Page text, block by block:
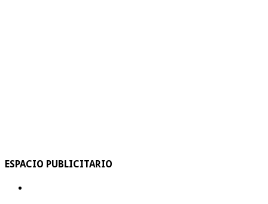
ESPACIO PUBLICITARIO